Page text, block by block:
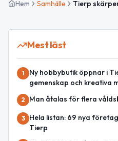
Hem Samhälle
Mest läst
1
Ny hobbybutik öppnar i
gemenskap och kreativa
2 Man åtalas för flera
3
Hela listan: 69 nya
Tierp